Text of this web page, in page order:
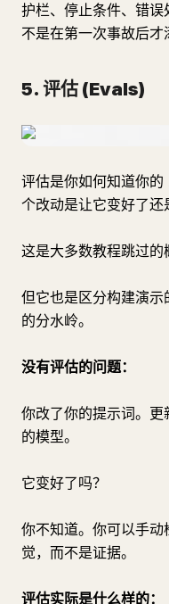
护栏、停止条件、错
不是在第一次事故后才
5. 评估 (Evals)
评估是你如何知道你
个改动是让它变好了还
这是大多数教程跳过的
但它也是区分构建演
的分水岭。
没有评估的问题：
你改了你的提示词。
的模型。
它变好了吗？
你不知道。你可以手
觉，而不是证据。
评估实际是什么样的：